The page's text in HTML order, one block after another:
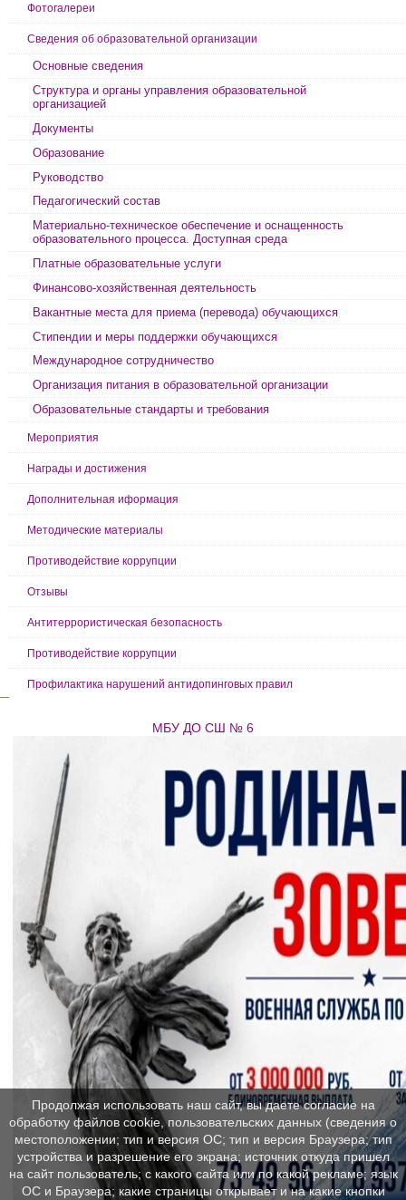
Фотогалереи
Сведения об образовательной организации
Основные сведения
Структура и органы управления образовательной
организацией
Документы
Образование
Руководство
Педагогический состав
Материально-техническое обеспечение и оснащенность
образовательного процесса. Доступная среда
Платные образовательные услуги
Финансово-хозяйственная деятельность
Вакантные места для приема (перевода) обучающихся
Стипендии и меры поддержки обучающихся
Международное сотрудничество
Организация питания в образовательной организации
Образовательные стандарты и требования
Мероприятия
Награды и достижения
Дополнительная иформация
Методические материалы
Противодействие коррупции
Отзывы
Антитеррористическая безопасность
Противодействие коррупции
Профилактика нарушений антидопинговых правил
МБУ ДО СШ № 6
Продолжая использовать наш сайт, вы даете согласие на
обработку файлов cookie, пользовательских данных (сведения о
местоположении; тип и версия ОС; тип и версия Браузера; тип
устройства и разрешение его экрана; источник откуда пришел
на сайт пользователь; с какого сайта или по какой рекламе; язык
ОС и Браузера; какие страницы открывает и на какие кнопки